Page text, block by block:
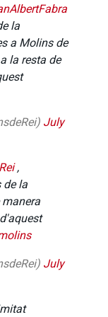
la
a Molins de
la resta de
July
,
la
July